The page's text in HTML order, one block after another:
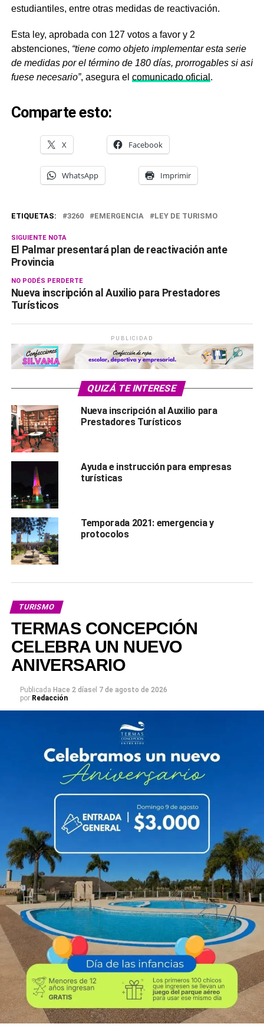
estudiantiles, entre otras medidas de reactivación.
Esta ley, aprobada con 127 votos a favor y 2
abstenciones, “tiene como objeto implementar esta serie
de medidas por el término de 180 días, prorrogables si así
fuese necesario”, asegura el comunicado oficial .
Comparte esto:
X Facebook
WhatsApp Imprimir
ETIQUETAS: 3260 EMERGENCIA LEY DE TURISMO
SIGUIENTE NOTA
El Palmar presentará plan de reactivación ante
Provincia
NO PODÉS PERDERTE
Nueva inscripción al Auxilio para Prestadores
Turísticos
PUBLICIDAD
QUIZÁ TE INTERESE
Nueva inscripción al Auxilio para
Prestadores Turísticos
Ayuda e instrucción para empresas
turísticas
Temporada 2021: emergencia y
protocolos
TURISMO
TERMAS CONCEPCIÓN
CELEBRA UN NUEVO
ANIVERSARIO
Publicada Hace 2 díasel 7 de agosto de 2026
por Redacción